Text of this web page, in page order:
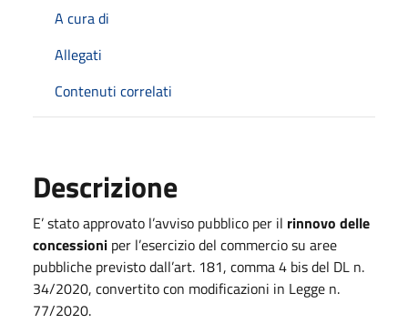
A cura di
Allegati
Contenuti correlati
Descrizione
E’ stato approvato l’avviso pubblico per il rinnovo delle
concessioni per l’esercizio del commercio su aree
pubbliche previsto dall’art. 181, comma 4 bis del DL n.
34/2020, convertito con modificazioni in Legge n.
77/2020.